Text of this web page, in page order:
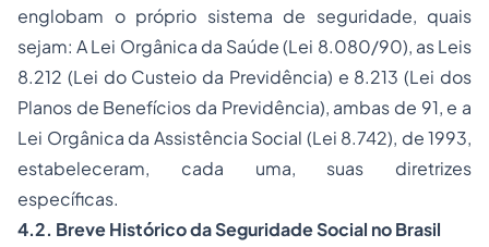
englobam o próprio sistema de seguridade, quais
sejam: A Lei Orgânica da Saúde (Lei 8.080/90), as Leis
8.212 (Lei do Custeio da Previdência) e 8.213 (Lei dos
Planos de Benefícios da Previdência), ambas de 91, e a
Lei Orgânica da Assistência Social (Lei 8.742), de 1993,
estabeleceram, cada uma, suas diretrizes
específicas.
4.2. Breve Histórico da Seguridade Social no Brasil